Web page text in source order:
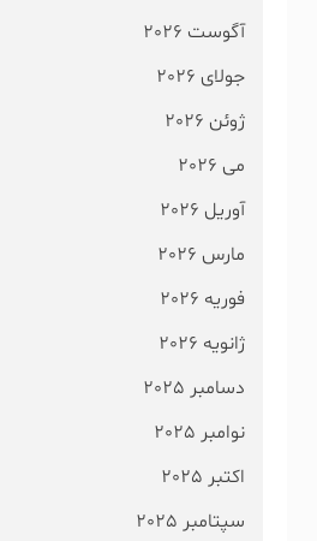
آگوست 2026
جولای 2026
ژوئن 2026
می 2026
آوریل 2026
مارس 2026
فوریه 2026
ژانویه 2026
دسامبر 2025
نوامبر 2025
اکتبر 2025
سپتامبر 2025